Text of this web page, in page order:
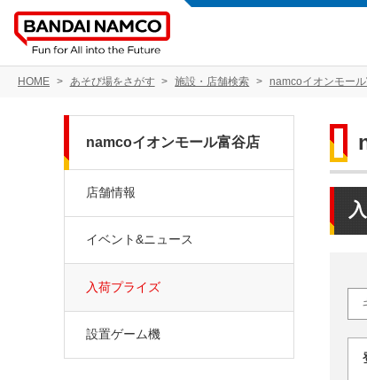
HOME あそび場をさがす 施設・店舗検索 namcoイオンモー
namcoイオンモール富谷店
店舗情報
イベント&ニュース
入荷プライズ
設置ゲーム機